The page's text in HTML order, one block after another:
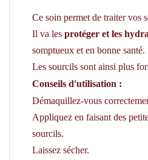
Ce soin permet de traiter vos
Il va les protéger et les
somptueux et en bonne santé.
Les sourcils sont ainsi plus
Conseils d'utilisation :
Démaquillez-vous
Appliquez en faisant des
sourcils.
Laissez sécher.